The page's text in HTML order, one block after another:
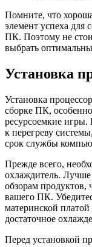
Помните, что
элемент успеха для
ПК. Поэтому не
выбрать
Установка
Установка
сборке ПК,
ресурсоемкие игры.
к перегреву
срок службы
Прежде всего,
охлаждитель. Лучше
обзорам продуктов,
вашего ПК.
материнской
достаточное
Перед установкой